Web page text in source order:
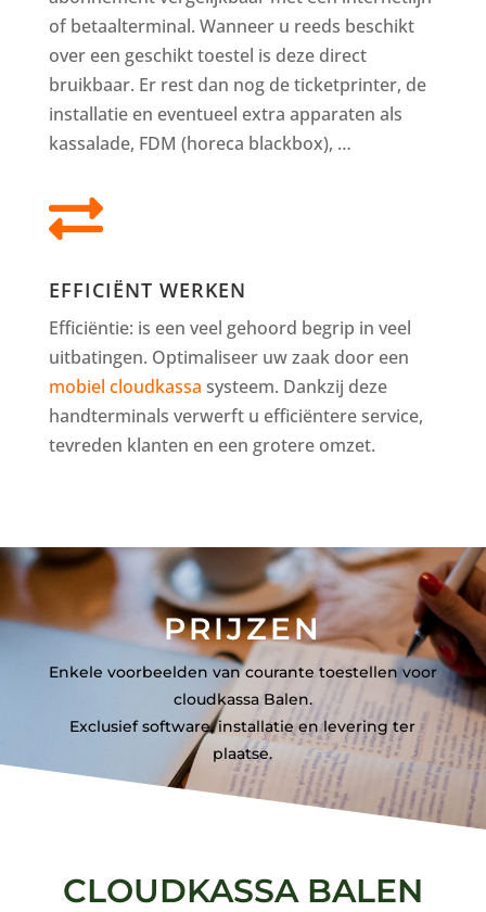
of betaalterminal. Wanneer u reeds beschikt
over een geschikt toestel is deze direct
bruikbaar. Er rest dan nog de ticketprinter, de
installatie en eventueel extra apparaten als
kassalade, FDM (horeca blackbox), …

EFFICIËNT WERKEN
Efficiëntie: is een veel gehoord begrip in veel
uitbatingen. Optimaliseer uw zaak door een
mobiel cloudkassa systeem. Dankzij deze
handterminals verwerft u efficiëntere service,
tevreden klanten en een grotere omzet.
PRIJZEN
Enkele voorbeelden van courante toestellen voor
cloudkassa Balen.
Exclusief software, installatie en levering ter
plaatse.
CLOUDKASSA BALEN